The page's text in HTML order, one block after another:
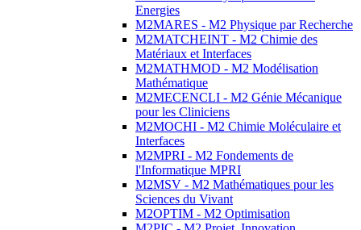
Energies
M2MARES - M2 Physique par Recherche
M2MATCHEINT - M2 Chimie des
Matériaux et Interfaces
M2MATHMOD - M2 Modélisation
Mathématique
M2MECENCLI - M2 Génie Mécanique
pour les Cliniciens
M2MOCHI - M2 Chimie Moléculaire et
Interfaces
M2MPRI - M2 Fondements de
l'Informatique MPRI
M2MSV - M2 Mathématiques pour les
Sciences du Vivant
M2OPTIM - M2 Optimisation